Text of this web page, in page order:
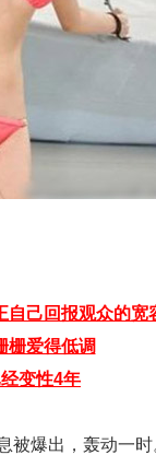
自己回报观众的宽
栅爱得低调
变性4年
被爆出，轰动一